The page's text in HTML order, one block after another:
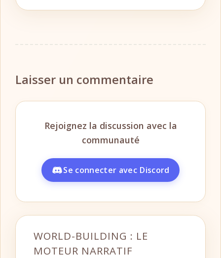
Laisser un commentaire
WORLD-BUILDING : LE
MOTEUR NARRATIF